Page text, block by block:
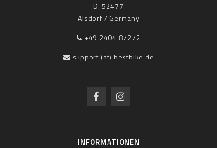
D-52477
Alsdorf / Germany
+49 2404 87272
support (at) bestbike.de
INFORMATIONEN